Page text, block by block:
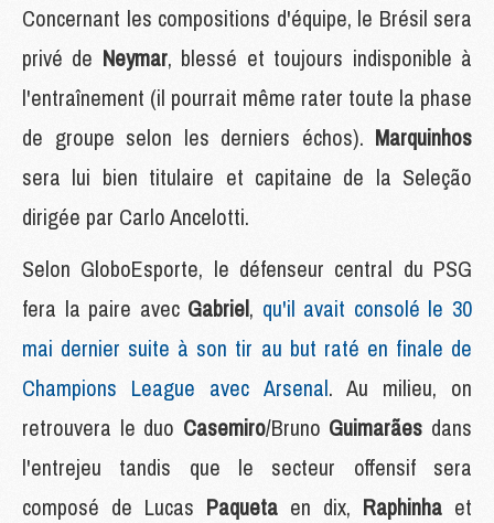
Concernant les compositions d'équipe, le Brésil sera
privé de Neymar, blessé et toujours indisponible à
l'entraînement (il pourrait même rater toute la phase
de groupe selon les derniers échos). Marquinhos
sera lui bien titulaire et capitaine de la Seleção
dirigée par Carlo Ancelotti.
Selon GloboEsporte, le défenseur central du PSG
fera la paire avec Gabriel, qu'il avait consolé le 30
mai dernier suite à son tir au but raté en finale de
Champions League avec Arsenal. Au milieu, on
retrouvera le duo Casemiro/Bruno Guimarães dans
l'entrejeu tandis que le secteur offensif sera
composé de Lucas Paqueta en dix, Raphinha et